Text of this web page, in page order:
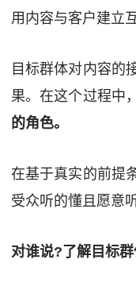
用内容与客户建立
目标群体对内容的
果。在这个过程中，
的角色。
在基于真实的前提
受众听的懂且愿意
对谁说?了解目标